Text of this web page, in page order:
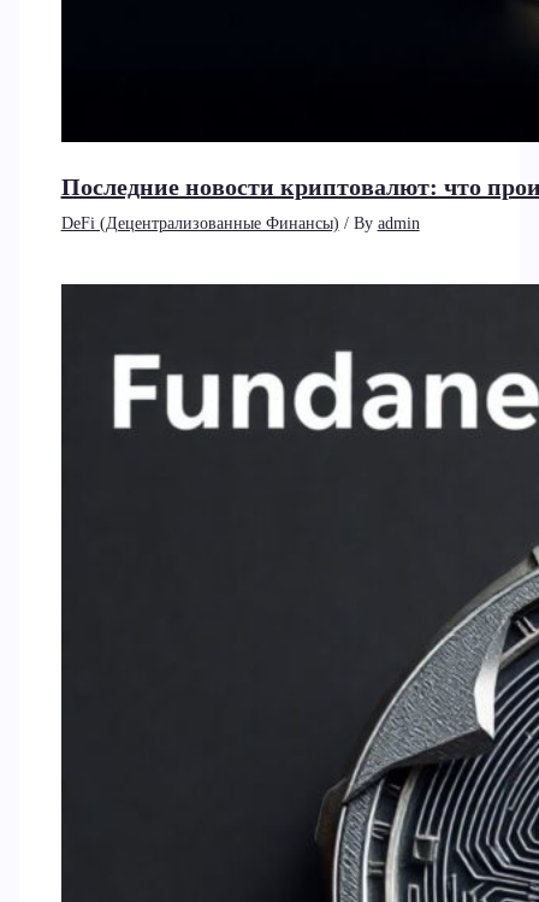
Последние новости криптовалют: что
DeFi (Децентрализованные Финансы) / By admin